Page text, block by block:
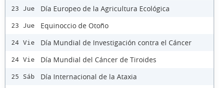
23 Jue Día Europeo de la Agricultura Ecológica
23 Jue Equinoccio de Otoño
24 Vie Día Mundial de Investigación contra el Cáncer
24 Vie Día Mundial del Cáncer de Tiroides
25 Sáb Día Internacional de la Ataxia